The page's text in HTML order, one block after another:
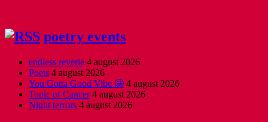
poetry events
endless reverie 4 august 2026
Poets 4 august 2026
You Gotta Good Vibe 🤩 4 august 2026
Topic of Cancer 4 august 2026
Night terrors 4 august 2026